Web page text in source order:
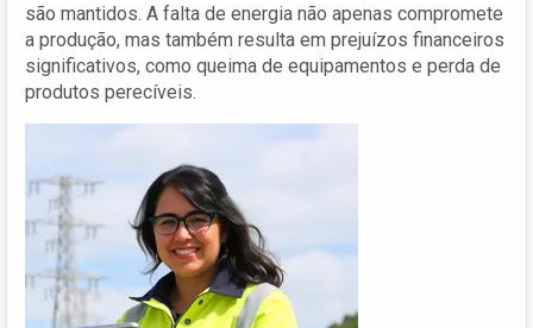
são mantidos. A falta de energia não apenas compromete
a produção, mas também resulta em prejuízos financeiros
significativos, como queima de equipamentos e perda de
produtos perecíveis.